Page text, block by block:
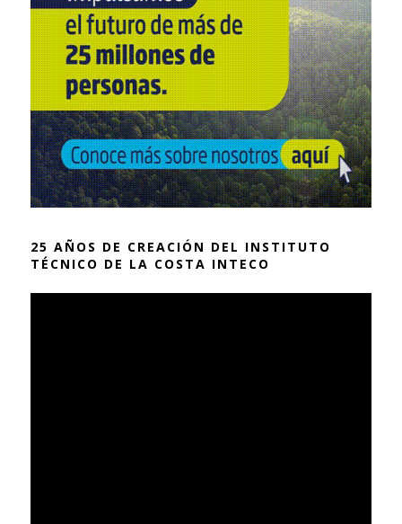
25 AÑOS DE CREACIÓN DEL INSTITUTO
TÉCNICO DE LA COSTA INTECO